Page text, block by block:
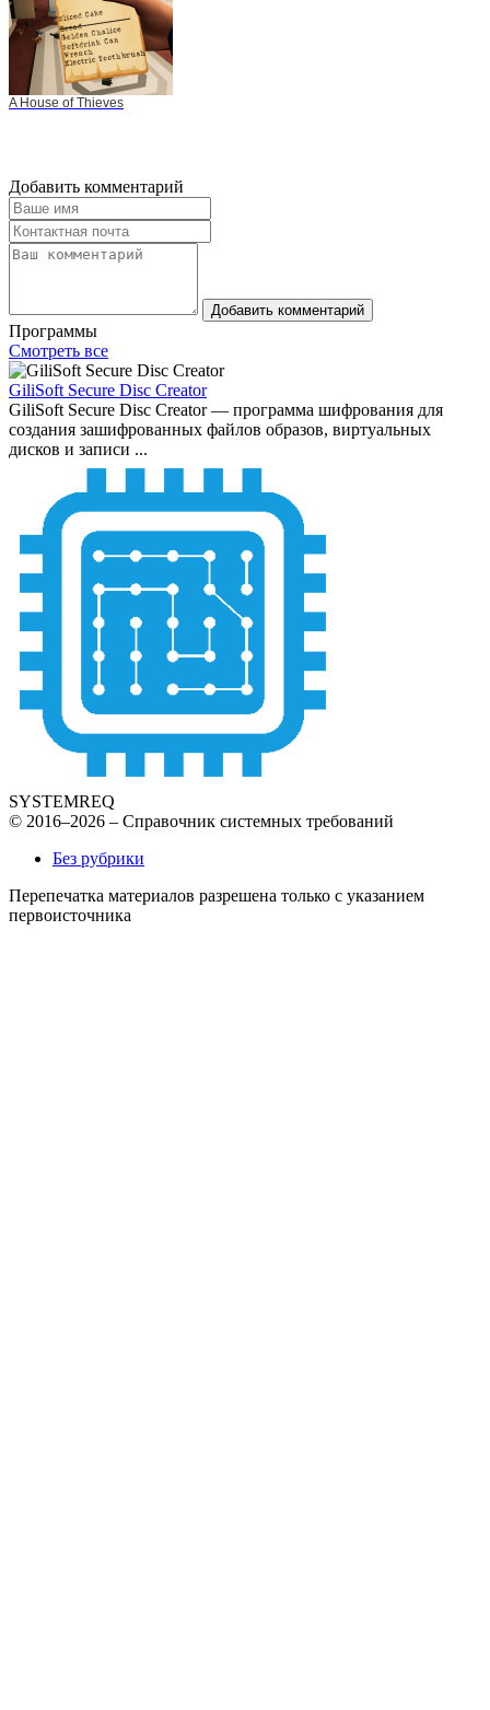
A House of Thieves
Добавить комментарий
Добавить комментарий
Программы
Смотреть все
GiliSoft Secure Disc Creator
GiliSoft Secure Disc Creator — программа шифрования для
создания зашифрованных файлов образов, виртуальных
дисков и записи ...
SYSTEMREQ
© 2016–2026 – Справочник системных требований
Без рубрики
Перепечатка материалов разрешена только с указанием
первоисточника